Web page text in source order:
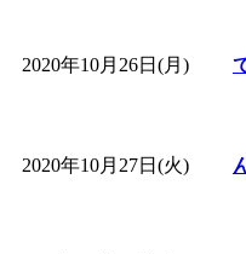
2020年10月26日(月)
2020年10月27日(火)